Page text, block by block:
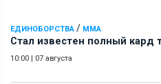
ЕДИНОБОРСТВА / ММА
Стал известен полный кард
10:00 | 07 августа